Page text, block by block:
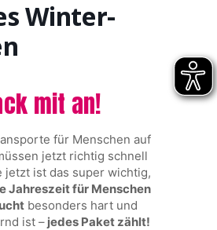
Winter-
mit an!
für Menschen auf
jetzt richtig schnell
jetzt ist das super wichtig,
Jahreszeit für Menschen
besonders hart und
ist – jedes Paket zählt!